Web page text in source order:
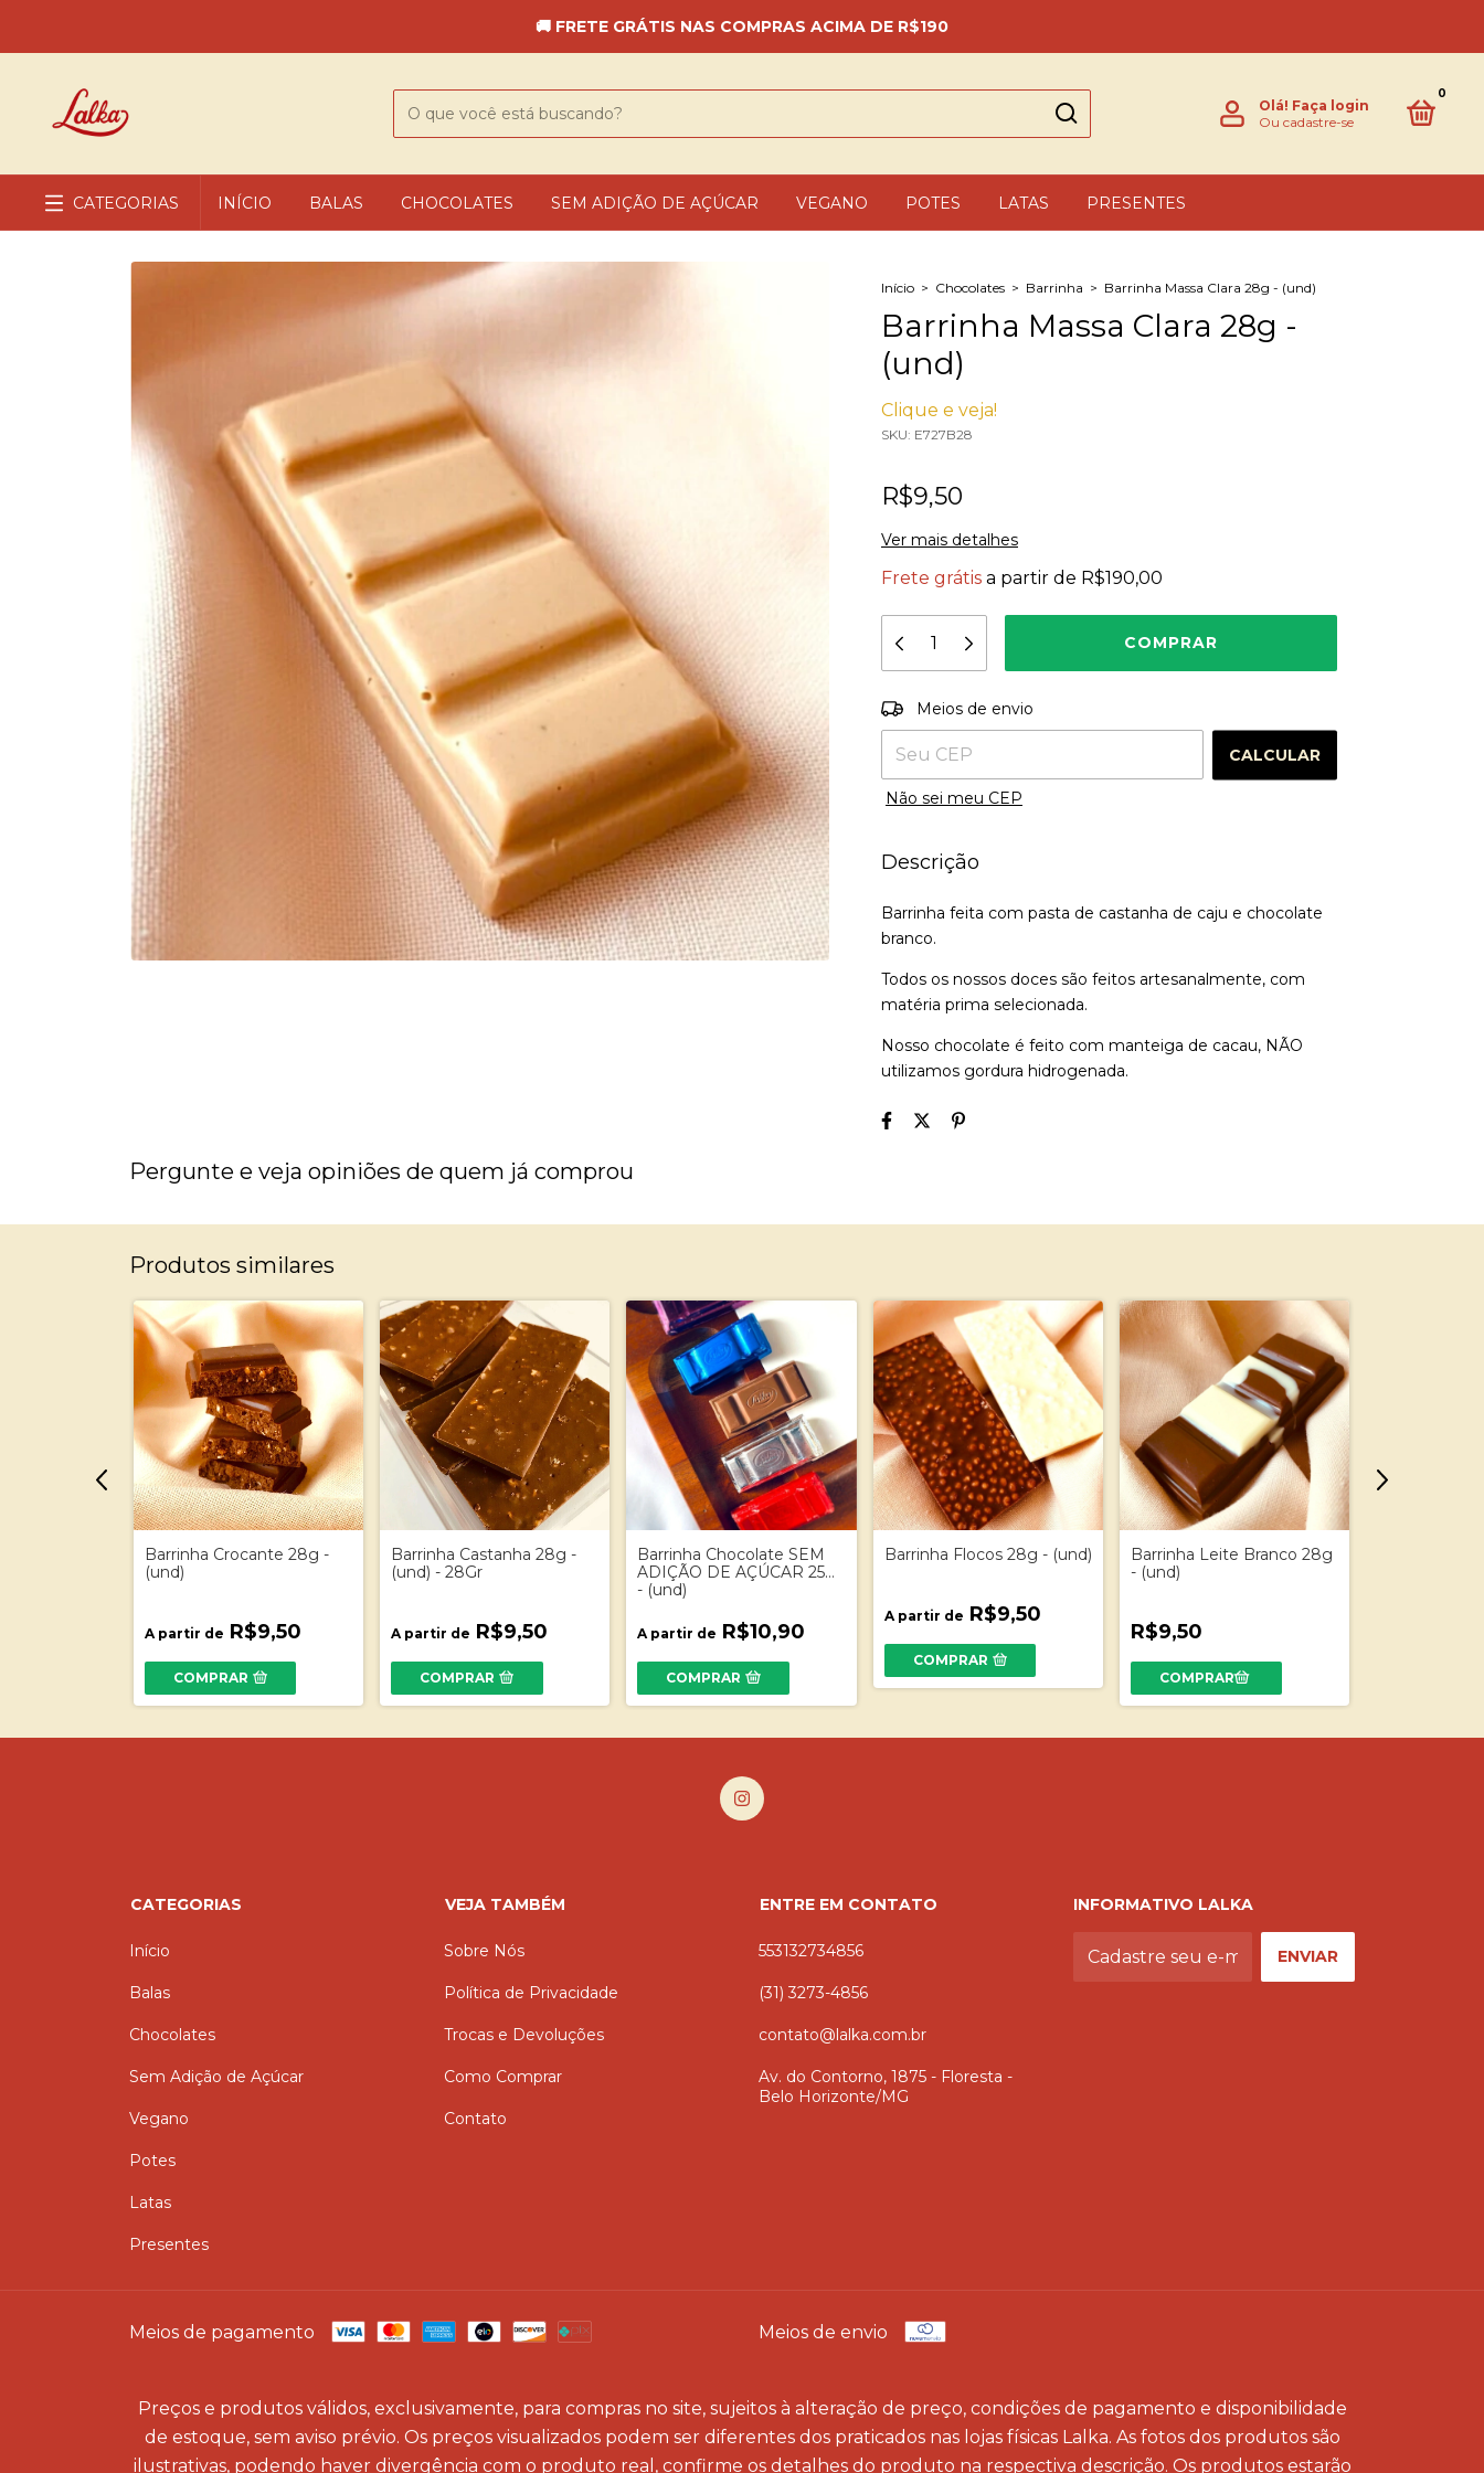
🚚 FRETE GRÁTIS NAS COMPRAS ACIMA DE R$190
Olá! Faça login
Ou cadastre-se
0
CATEGORIAS INÍCIO BALAS CHOCOLATES SEM ADIÇÃO DE AÇÚCAR VEGANO POTES LATAS PRESENTES
Início > Chocolates > Barrinha > Barrinha Massa Clara 28g - (und)
Barrinha Massa Clara 28g -
(und)
Clique e veja!
SKU: E727B28
R$9,50
Ver mais detalhes
Frete grátis a partir de R$190,00
Entregas para o CEP:
Meios de envio
CALCULAR
Não sei meu CEP
Descrição
Barrinha feita com pasta de castanha de caju e chocolate
branco.
Todos os nossos doces são feitos artesanalmente, com
matéria prima selecionada.
Nosso chocolate é feito com manteiga de cacau, NÃO
utilizamos gordura hidrogenada.
Pergunte e veja opiniões de quem já comprou
Produtos similares
Barrinha Crocante 28g -
(und)
A partir de R$9,50
COMPRAR
Barrinha Castanha 28g -
(und) - 28Gr
A partir de R$9,50
COMPRAR
Barrinha Chocolate SEM
ADIÇÃO DE AÇÚCAR 25g
- (und)
A partir de R$10,90
COMPRAR
Barrinha Flocos 28g - (und)
A partir de R$9,50
COMPRAR
Barrinha Leite Branco 28g
- (und)
R$9,50
CATEGORIAS
Início
Balas
Chocolates
Sem Adição de Açúcar
Vegano
Potes
Latas
Presentes
VEJA TAMBÉM
Sobre Nós
Política de Privacidade
Trocas e Devoluções
Como Comprar
Contato
ENTRE EM CONTATO
553132734856
(31) 3273-4856
contato@lalka.com.br
Av. do Contorno, 1875 - Floresta -
Belo Horizonte/MG
INFORMATIVO LALKA
Meios de pagamento Meios de envio
Preços e produtos válidos, exclusivamente, para compras no site, sujeitos à alteração de preço, condições de pagamento e disponibilidade
de estoque, sem aviso prévio. Os preços visualizados podem ser diferentes dos praticados nas lojas físicas Lalka. As fotos dos produtos são
ilustrativas, podendo haver divergência com o produto real, confirme os detalhes do produto na respectiva descrição. Os produtos estarão